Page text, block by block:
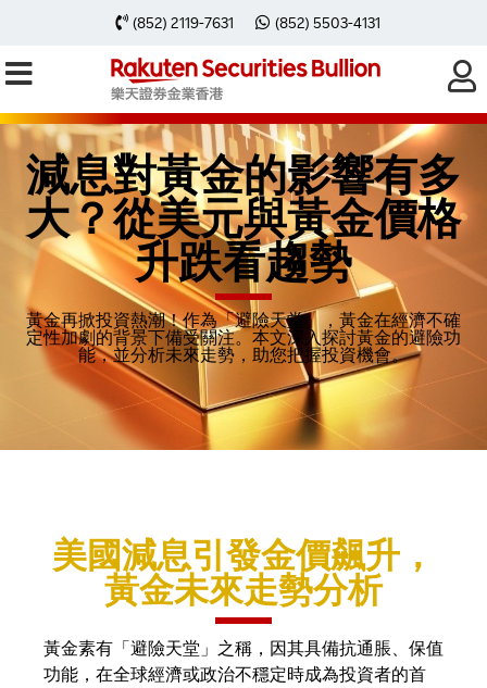
(852) 2119-7631 (852) 5503-4131
減息對黃金的影響有多
大？從美元與黃金價格
升跌看趨勢
黃金再掀投資熱潮！作為「避險天堂」，黃金在經濟不確
定性加劇的背景下備受關注。本文深入探討黃金的避險功
能，並分析未來走勢，助您把握投資機會。
美國減息引發金價飆升，
黃金未來走勢分析
黃金素有「避險天堂」之稱，因其具備抗通脹、保值
功能，在全球經濟或政治不穩定時成為投資者的首